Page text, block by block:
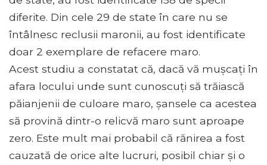
diferite. Din cele 29 de state în care nu se
întâlnesc reclusii maronii, au fost identificate
doar 2 exemplare de refacere maro.
Acest studiu a constatat că, dacă vă mușcați în
afara locului unde sunt cunoscuți să trăiască
păianjenii de culoare maro, șansele ca acestea
să provină dintr-o relicvă maro sunt aproape
zero. Este mult mai probabil că rănirea a fost
cauzată de orice alte lucruri, posibil chiar și o